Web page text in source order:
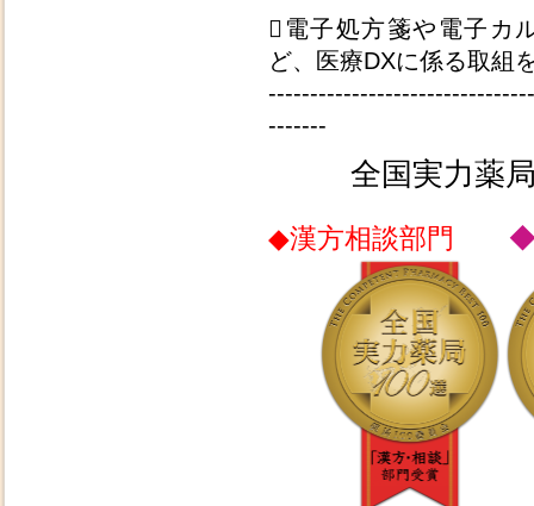
電子処方箋や電子カ
ど、医療DXに係る取組
-------
全国実力薬
◆漢方相談部門 ◆